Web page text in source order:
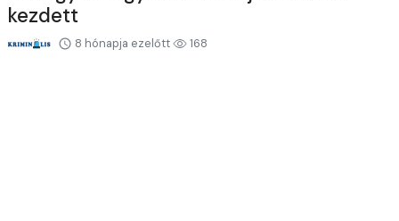
kezdett
8 hónapja ezelőtt 168